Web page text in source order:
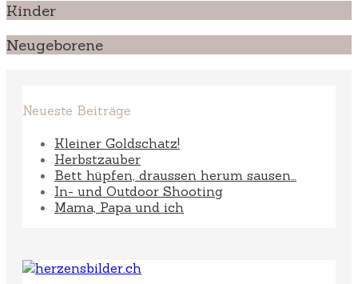
Kinder
Neugeborene
Neueste Beiträge
Kleiner Goldschatz!
Herbstzauber
Bett hüpfen, draussen herum sausen…
In- und Outdoor Shooting
Mama, Papa und ich